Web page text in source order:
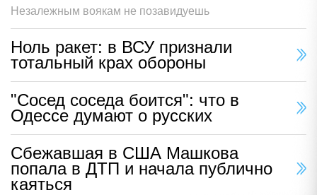
Незалежным воякам не позавидуешь
Ноль ракет: в ВСУ признали
тотальный крах обороны
"Сосед соседа боится": что в
Одессе думают о русских
Сбежавшая в США Машкова
попала в ДТП и начала публично
каяться